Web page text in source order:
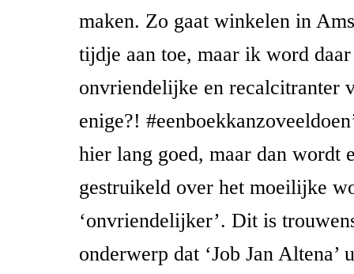
maken. Zo gaat winkelen in
tijdje aan toe, maar ik word daar
onvriendelijke en recalcitranter
enige?!
hier lang goed, maar dan wordt
gestruikeld over het moeilijke
‘onvriendelijker’. Dit is
onderwerp dat ‘Job Jan Altena’